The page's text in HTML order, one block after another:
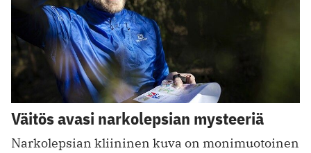
Väitös avasi narkolepsian mysteeriä
Narkolepsian kliininen kuva on monimuotoinen